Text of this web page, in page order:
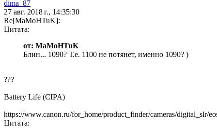
dima_87
27 авг. 2018 г., 14:35:30
Re[MaMoHTuK]:
Цитата:
от: MaMoHTuK
Блин... 1090? Т.е. 1100 не потянет, именно 1090? )
???
Battery Life (CIPA)
https://www.canon.ru/for_home/product_finder/cameras/digital_slr/
Цитата: